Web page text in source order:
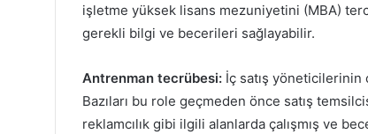
işletme yüksek lisans mezuniyetini (MBA)
gerekli bilgi ve becerileri sağlayabilir.
Antrenman tecrübesi: İç satış yöneticilerinin
Bazıları bu role geçmeden önce satış
reklamcılık gibi ilgili alanlarda çalışmış ve